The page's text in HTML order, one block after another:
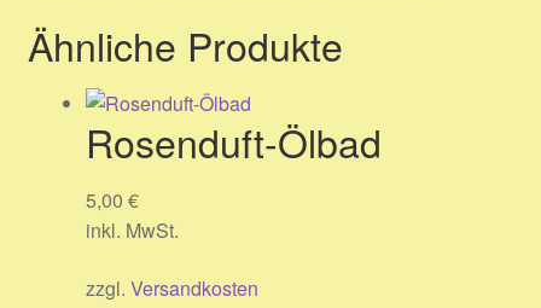
Ähnliche Produkte
Rosenduft-Ölbad
5,00 €
inkl. MwSt.
zzgl. Versandkosten